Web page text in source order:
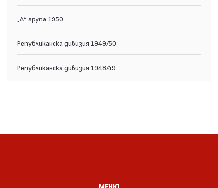
„А“ група 1950
Републиканска дивизия 1949/50
Републиканска дивизия 1948/49